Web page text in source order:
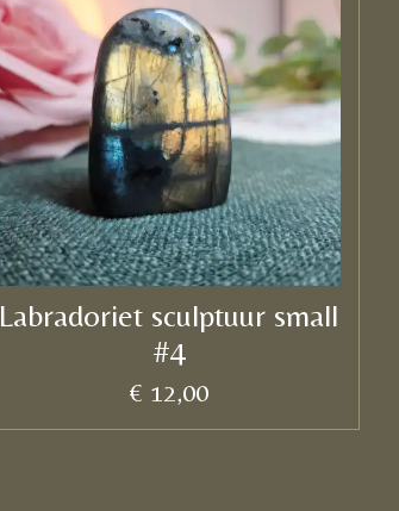
Labradoriet sculptuur small
#4
€ 12,00